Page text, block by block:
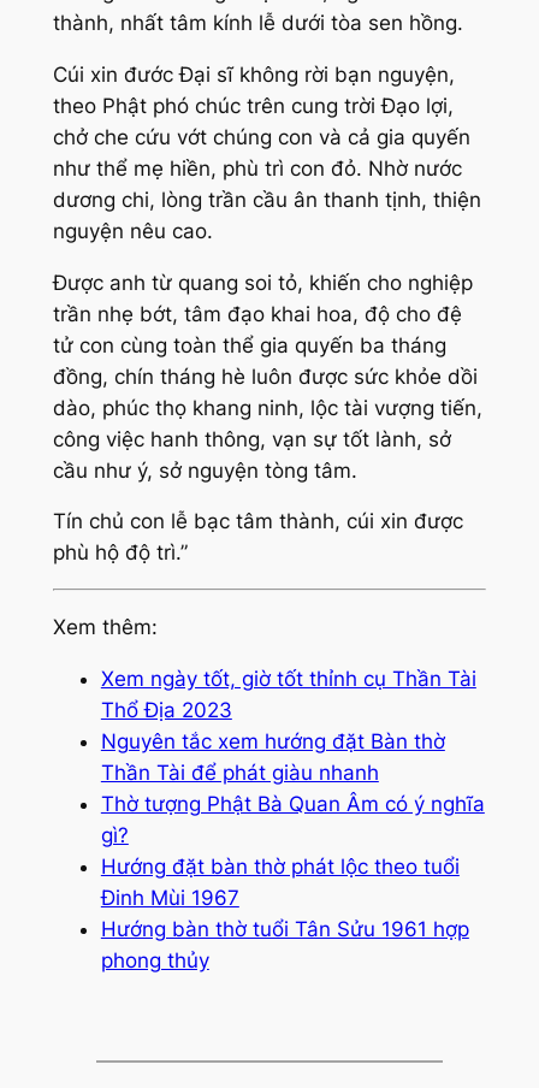
thành, nhất tâm kính lễ dưới tòa sen hồng.
Cúi xin đước Đại sĩ không rời bạn nguyện,
theo Phật phó chúc trên cung trời Đạo lợi,
chở che cứu vớt chúng con và cả gia quyến
như thể mẹ hiền, phù trì con đỏ. Nhờ nước
dương chi, lòng trần cầu ân thanh tịnh, thiện
nguyện nêu cao.
Được anh từ quang soi tỏ, khiến cho nghiệp
trần nhẹ bớt, tâm đạo khai hoa, độ cho đệ
tử con cùng toàn thể gia quyến ba tháng
đồng, chín tháng hè luôn được sức khỏe dồi
dào, phúc thọ khang ninh, lộc tài vượng tiến,
công việc hanh thông, vạn sự tốt lành, sở
cầu như ý, sở nguyện tòng tâm.
Tín chủ con lễ bạc tâm thành, cúi xin được
phù hộ độ trì.”
Xem thêm:
Xem ngày tốt, giờ tốt thỉnh cụ Thần Tài
Thổ Địa 2023
Nguyên tắc xem hướng đặt Bàn thờ
Thần Tài để phát giàu nhanh
Thờ tượng Phật Bà Quan Âm có ý nghĩa
gì?
Hướng đặt bàn thờ phát lộc theo tuổi
Đinh Mùi 1967
Hướng bàn thờ tuổi Tân Sửu 1961 hợp
phong thủy